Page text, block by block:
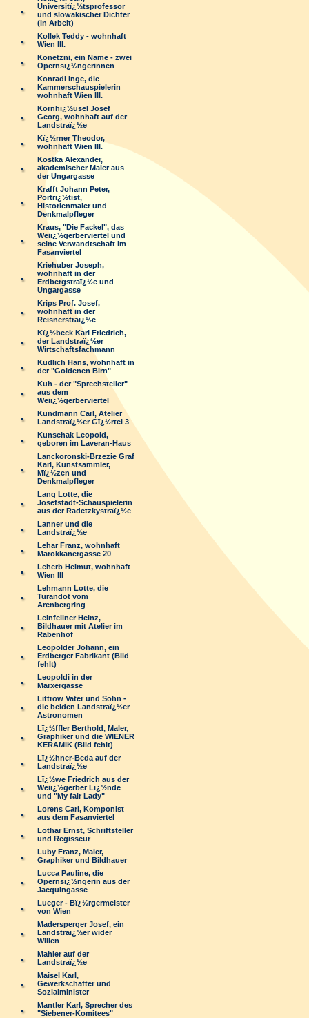
Universitï¿½tsprofessor
und slowakischer Dichter
(in Arbeit)
Kollek Teddy - wohnhaft
Wien III.
Konetzni, ein Name - zwei
Opernsï¿½ngerinnen
Konradi Inge, die
Kammerschauspielerin
wohnhaft Wien III.
Kornhï¿½usel Josef
Georg, wohnhaft auf der
Landstraï¿½e
Kï¿½rner Theodor,
wohnhaft Wien III.
Kostka Alexander,
akademischer Maler aus
der Ungargasse
Krafft Johann Peter,
Portrï¿½tist,
Historienmaler und
Denkmalpfleger
Kraus, "Die Fackel", das
Weiï¿½gerberviertel und
seine Verwandtschaft im
Fasanviertel
Kriehuber Joseph,
wohnhaft in der
Erdbergstraï¿½e und
Ungargasse
Krips Prof. Josef,
wohnhaft in der
Reisnerstraï¿½e
Kï¿½beck Karl Friedrich,
der Landstraï¿½er
Wirtschaftsfachmann
Kudlich Hans, wohnhaft in
der "Goldenen Birn"
Kuh - der "Sprechsteller"
aus dem
Weiï¿½gerberviertel
Kundmann Carl, Atelier
Landstraï¿½er Gï¿½rtel 3
Kunschak Leopold,
geboren im Laveran-Haus
Lanckoronski-Brzezie Graf
Karl, Kunstsammler,
Mï¿½zen und
Denkmalpfleger
Lang Lotte, die
Josefstadt-Schauspielerin
aus der Radetzkystraï¿½e
Lanner und die
Landstraï¿½e
Lehar Franz, wohnhaft
Marokkanergasse 20
Leherb Helmut, wohnhaft
Wien III
Lehmann Lotte, die
Turandot vom
Arenbergring
Leinfellner Heinz,
Bildhauer mit Atelier im
Rabenhof
Leopolder Johann, ein
Erdberger Fabrikant (Bild
fehlt)
Leopoldi in der
Marxergasse
Littrow Vater und Sohn -
die beiden Landstraï¿½er
Astronomen
Lï¿½ffler Berthold, Maler,
Graphiker und die WIENER
KERAMIK (Bild fehlt)
Lï¿½hner-Beda auf der
Landstraï¿½e
Lï¿½we Friedrich aus der
Weiï¿½gerber Lï¿½nde
und "My fair Lady"
Lorens Carl, Komponist
aus dem Fasanviertel
Lothar Ernst, Schriftsteller
und Regisseur
Luby Franz, Maler,
Graphiker und Bildhauer
Lucca Pauline, die
Opernsï¿½ngerin aus der
Jacquingasse
Lueger - Bï¿½rgermeister
von Wien
Madersperger Josef, ein
Landstraï¿½er wider
Willen
Mahler auf der
Landstraï¿½e
Maisel Karl,
Gewerkschafter und
Sozialminister
Mantler Karl, Sprecher des
"Siebener-Komitees"